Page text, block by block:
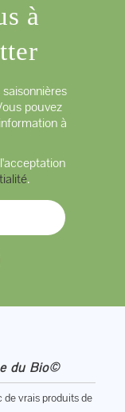
à
pouvez
à
.
du Bio©
de vrais produits de